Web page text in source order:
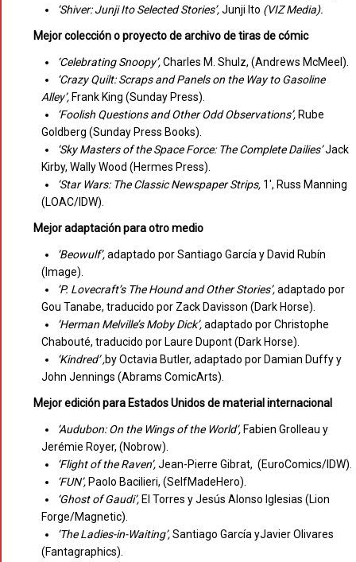
‘Shiver: Junji Ito Selected Stories’,Junji Ito (VIZ Media).
Mejor colección o proyecto de archivo de tiras de cómic
‘Celebrating Snoopy’,Charles M. Shulz, (Andrews McMeel).
‘Crazy Quilt: Scraps and Panels on the Way to Gasoline
Alley’, Frank King (Sunday Press).
‘Foolish Questions and Other Odd Observations’, Rube
Goldberg (Sunday Press Books).
‘Sky Masters of the Space Force: The Complete Dailies’Jack
Kirby, Wally Wood (Hermes Press).
‘Star Wars: The Classic Newspaper Strips, 1′, Russ Manning
(LOAC/IDW).
Mejor adaptación para otro medio
‘Beowulf’,adaptado por Santiago García y David Rubín
(Image).
‘P. Lovecraft’s The Hound and Other Stories’,adaptado por
Gou Tanabe, traducido por Zack Davisson (Dark Horse).
‘Herman Melville’s Moby Dick’,adaptado por Christophe
Chabouté, traducido por Laure Dupont (Dark Horse).
‘Kindred’ ,by Octavia Butler, adaptado por Damian Duffy y
John Jennings (Abrams ComicArts).
Mejor edición para Estados Unidos de material internacional
‘Audubon: On the Wings of the World’, Fabien Grolleau y
Jerémie Royer, (Nobrow).
‘Flight of the Raven’,Jean-Pierre Gibrat, (EuroComics/IDW).
‘FUN’, Paolo Bacilieri, (SelfMadeHero).
‘Ghost of Gaudi’, El Torres y Jesús Alonso Iglesias (Lion
Forge/Magnetic).
‘The Ladies-in-Waiting’,Santiago García yJavier Olivares
(Fantagraphics).